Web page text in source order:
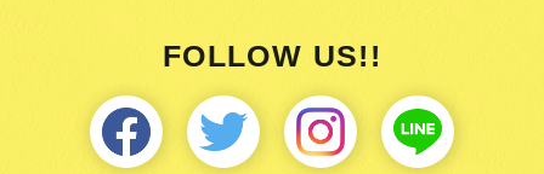
FOLLOW US!!